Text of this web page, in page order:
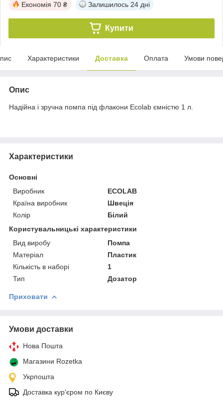
Економія 70 ₴ Залишилось 24 дні
Купити
Характеристики Доставка Оплата Умови
Опис
Надійна і зручна помпа під флакони Ecolab ємністю 1 л.
Характеристики
Основні
Виробник
ECOLAB
Країна виробник
Швеція
Колір
Білий
Користувальницькі характеристики
Вид виробу
Помпа
Матеріал
Пластик
Кількість в наборі
1
Тип
Дозатор
Приховати
Умови доставки
Нова Пошта
Магазини Rozetka
Укрпошта
Доставка кур'єром по Києву